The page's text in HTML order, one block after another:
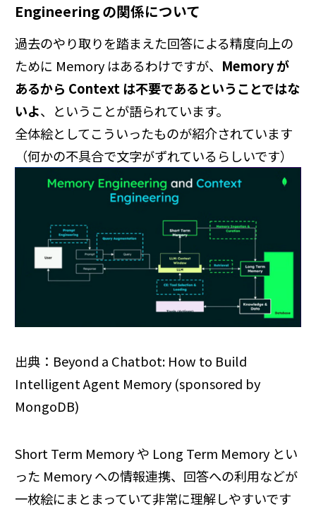
Engineering の関係について
過去のやり取りを踏まえた回答による精度向上の
ために Memory はあるわけですが、 Memory が
あるから Context は不要であるということではな
いよ、ということが語られています。
全体絵としてこういったものが紹介されています
（何かの不具合で文字がずれているらしいです）
出典：Beyond a Chatbot: How to Build
Intelligent Agent Memory (sponsored by
MongoDB)
Short Term Memory や Long Term Memory とい
った Memory への情報連携、回答への利用などが
一枚絵にまとまっていて非常に理解しやすいです